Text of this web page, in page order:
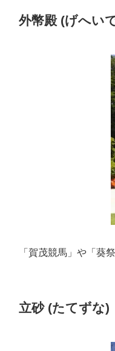
外幣殿 (げへい
「賀茂競馬」や「葵
立砂 (たてずな)